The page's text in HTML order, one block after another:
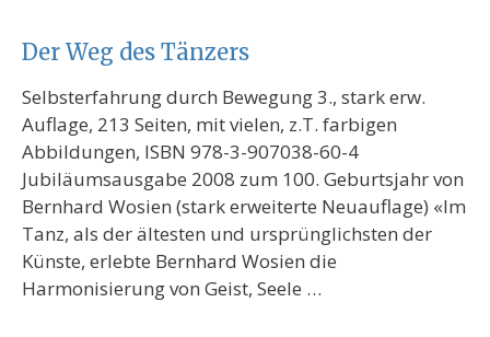
Der Weg des Tänzers
Selbsterfahrung durch Bewegung 3., stark erw.
Auflage, 213 Seiten, mit vielen, z.T. farbigen
Abbildungen, ISBN 978-3-907038-60-4
Jubiläumsausgabe 2008 zum 100. Geburtsjahr von
Bernhard Wosien (stark erweiterte Neuauflage) «Im
Tanz, als der ältesten und ursprünglichsten der
Künste, erlebte Bernhard Wosien die
Harmonisierung von Geist, Seele …